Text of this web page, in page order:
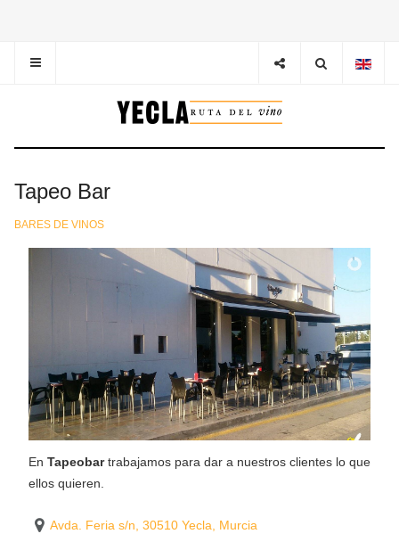
Tapeo Bar
BARES DE VINOS
En Tapeobartrabajamos para dar a nuestros clientes lo que
ellos quieren.
Avda. Feria s/n, 30510 Yecla, Murcia